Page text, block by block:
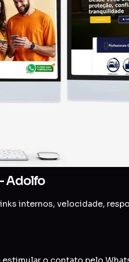
Adolfo
internos, velocidade,